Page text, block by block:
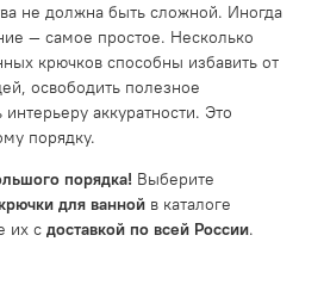
не должна быть сложной. Иногда
— самое простое. Несколько
крючков способны избавить от
освободить полезное
аккуратности. Это
порядку.
порядка! Выберите
крючки для ванной в каталоге
их с доставкой по всей России.